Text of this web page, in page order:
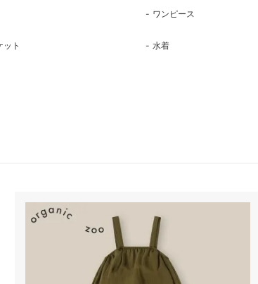
ワンピース
ット 水着